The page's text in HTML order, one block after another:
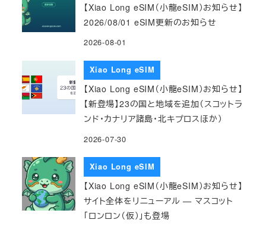
【Xiao Long eSIM（小龍eSIM）お知らせ】
2026/08/01 eSIM更新のお知らせ
2026-08-01
Xiao Long eSIM
【Xiao Long eSIM（小龍eSIM）お知らせ】
【新登場】23の国と地域を追加（スコットラ
ンド・カナリア諸島・北キプロスほか）
2026-07-30
Xiao Long eSIM
【Xiao Long eSIM（小龍eSIM）お知らせ】
サイト全体をリニューアル — マスコット
「ロンロン（仮）」も登場